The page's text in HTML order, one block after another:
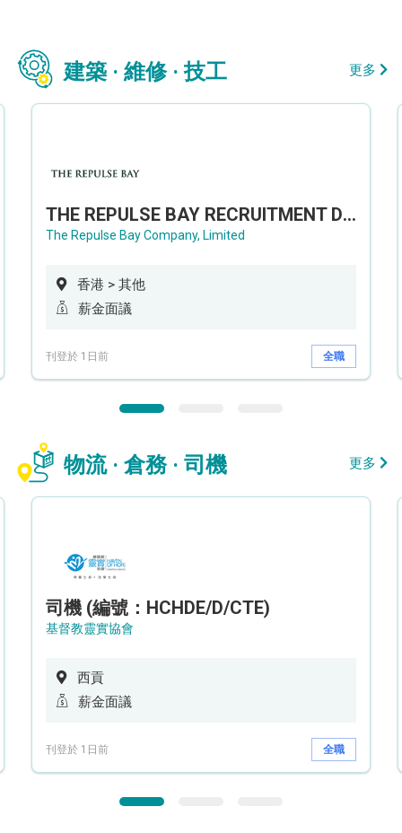
建築 · 維修 · 技工 更多
THE REPULSE BAY RECRUITMENT DAY 淺水灣影灣園人才招聘會
The Repulse Bay Company, Limited
香港 > 其他
薪金面議
刊登於 1日前 全職
物流 · 倉務 · 司機 更多
司機 (編號：HCHDE/D/CTE)
基督教靈實協會
西貢
薪金面議
刊登於 1日前 全職